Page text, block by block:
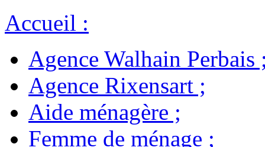
Accueil :
Agence Walhain Perbais
Agence Rixensart ;
Aide ménagère ;
Femme de ménage ;